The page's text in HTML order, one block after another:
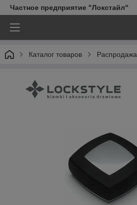
Частное предприятие "Локстайл"
Каталог товаров Распродажа